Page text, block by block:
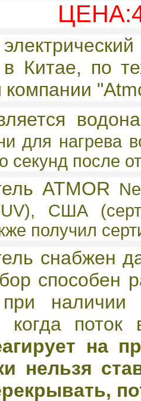
в Китае, по
компании
для нагрева
секунд после
ATMOR
США
получил
снабжен
способен
при
когда
на
нельзя